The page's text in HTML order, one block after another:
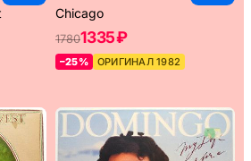
Chicago
17801335 ₽
–25% ОРИГИНАЛ 1982